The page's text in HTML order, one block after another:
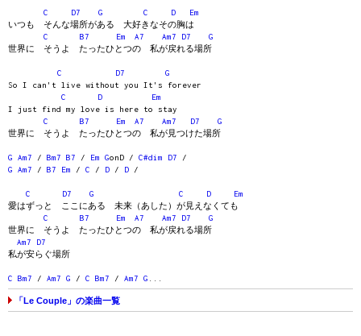
C D7 G C D
Em
いつも そんな場所がある 大好きなその胸は
C
B7 Em A7 Am7 D7
G
世界に そうよ たったひとつの 私が戻れる場所
C D7
G
So I can't live without you It's forever
C
D
Em
I just find my love is here to stay
C
B7 Em A7 Am7 D7
G
世界に そうよ たったひとつの 私が見つけた場所
G Am7 / Bm7 B7 / Em GonD / C#dim D7 /
G
Am7 / B7 Em / C / D / D /
C D7 G C D
Em
愛はずっと ここにある 未来（あした）が見えなくても
C
B7 Em A7 Am7 D7
G
世界に そうよ たったひとつの 私が戻れる場所
Am7
D7
私が安らぐ場所
C Bm7 / Am7 G / C Bm7 / Am7 G
「Le Couple」の楽曲一覧